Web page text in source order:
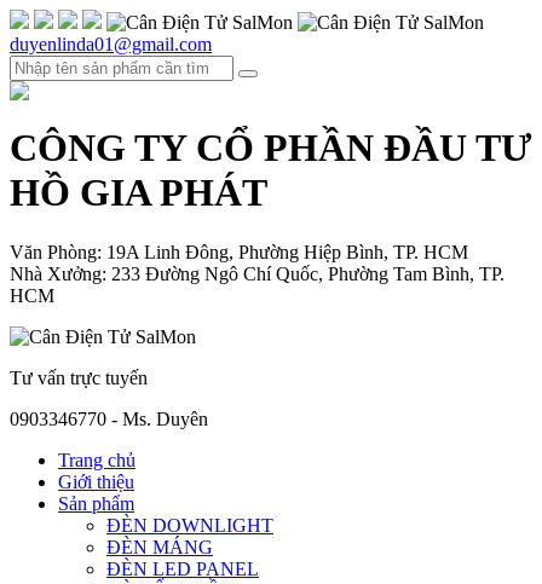
duyenlinda01@gmail.com
CÔNG TY CỔ PHẦN ĐẦU TƯ
HỒ GIA PHÁT
Văn Phòng: 19A Linh Đông, Phường Hiệp Bình, TP. HCM
Nhà Xưởng: 233 Đường Ngô Chí Quốc, Phường Tam Bình, TP.
HCM
Tư vấn trực tuyến
0903346770 - Ms. Duyên
Trang chủ
Giới thiệu
Sản phẩm
ĐÈN DOWNLIGHT
ĐÈN MÁNG
ĐÈN LED PANEL